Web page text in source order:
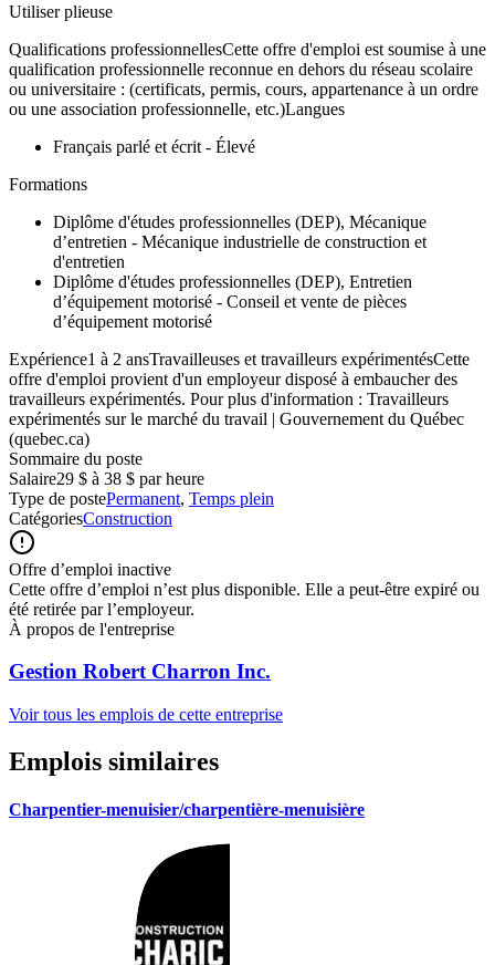
Utiliser plieuse
Qualifications professionnellesCette offre d'emploi est soumise à une
qualification professionnelle reconnue en dehors du réseau scolaire
ou universitaire : (certificats, permis, cours, appartenance à un ordre
ou une association professionnelle, etc.)Langues
Français parlé et écrit - Élevé
Formations
Diplôme d'études professionnelles (DEP), Mécanique
d’entretien - Mécanique industrielle de construction et
d'entretien
Diplôme d'études professionnelles (DEP), Entretien
d’équipement motorisé - Conseil et vente de pièces
d’équipement motorisé
Expérience1 à 2 ansTravailleuses et travailleurs expérimentésCette
offre d'emploi provient d'un employeur disposé à embaucher des
travailleurs expérimentés. Pour plus d'information : Travailleurs
expérimentés sur le marché du travail | Gouvernement du Québec
(quebec.ca)
Sommaire du poste
Salaire29 $ à 38 $ par heure
Type de postePermanent, Temps plein
CatégoriesConstruction
Offre d’emploi inactive
Cette offre d’emploi n’est plus disponible. Elle a peut-être expiré ou
été retirée par l’employeur.
À propos de l'entreprise
Gestion Robert Charron Inc.
Voir tous les emplois de cette entreprise
Emplois similaires
Charpentier-menuisier/charpentière-menuisière